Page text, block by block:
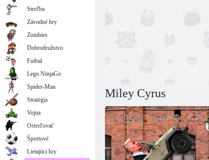
Miley Cyrus
Streľba
Závodné hry
Zombies
Dobrodružstvo
Futbal
Lego NinjaGo
Spider-Man
Stratégia
Vojna
Ostreľovač
Športové
Lietajúci hry